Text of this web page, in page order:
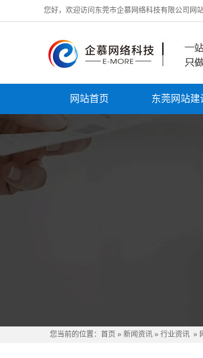
您好，欢迎访问东莞市企慕网络科技有限公司网站
网站首页 东莞网站建
您当前的位置： 首页 » 新闻资讯 » 行业资讯 »